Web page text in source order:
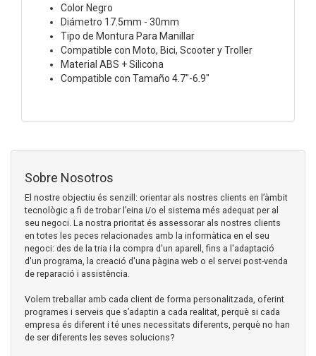
Color Negro
Diámetro 17.5mm - 30mm
Tipo de Montura Para Manillar
Compatible con Moto, Bici, Scooter y Troller
Material ABS + Silicona
Compatible con Tamaño 4.7"-6.9"
Sobre Nosotros
El nostre objectiu és senzill: orientar als nostres clients en l’àmbit
tecnològic a fi de trobar l’eina i/o el sistema més adequat per al
seu negoci. La nostra prioritat és assessorar als nostres clients
en totes les peces relacionades amb la informàtica en el seu
negoci: des de la tria i la compra d'un aparell, fins a l'adaptació
d'un programa, la creació d'una pàgina web o el servei post-venda
de reparació i assistència.
Volem treballar amb cada client de forma personalitzada, oferint
programes i serveis que s’adaptin a cada realitat, perquè si cada
empresa és diferent i té unes necessitats diferents, perquè no han
de ser diferents les seves solucions?